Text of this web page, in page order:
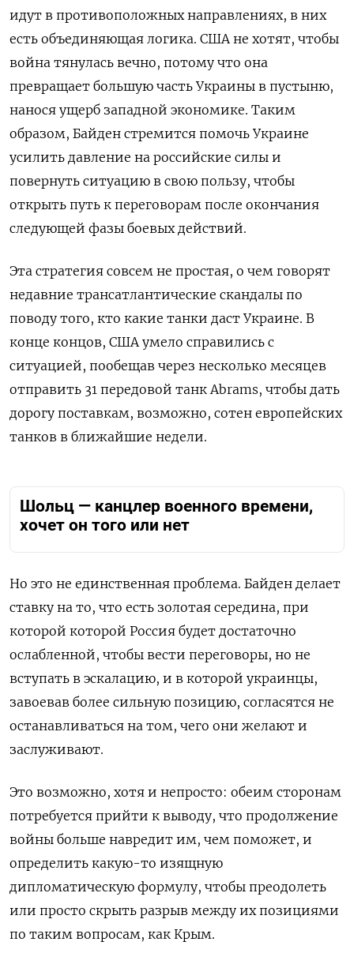
идут в противоположных направлениях, в них
есть объединяющая логика. США не хотят, чтобы
война тянулась вечно, потому что она
превращает большую часть Украины в пустыню,
нанося ущерб западной экономике. Таким
образом, Байден стремится помочь Украине
усилить давление на российские силы и
повернуть ситуацию в свою пользу, чтобы
открыть путь к переговорам после окончания
следующей фазы боевых действий.
Эта стратегия совсем не простая, о чем говорят
недавние трансатлантические скандалы по
поводу того, кто какие танки даст Украине. В
конце концов, США умело справились с
ситуацией, пообещав через несколько месяцев
отправить 31 передовой танк Abrams, чтобы дать
дорогу поставкам, возможно, сотен европейских
танков в ближайшие недели.
Шольц — канцлер военного времени,
хочет он того или нет
Но это не единственная проблема. Байден делает
ставку на то, что есть золотая середина, при
которой которой Россия будет достаточно
ослабленной, чтобы вести переговоры, но не
вступать в эскалацию, и в которой украинцы,
завоевав более сильную позицию, согласятся не
останавливаться на том, чего они желают и
заслуживают.
Это возможно, хотя и непросто: обеим сторонам
потребуется прийти к выводу, что продолжение
войны больше навредит им, чем поможет, и
определить какую-то изящную
дипломатическую формулу, чтобы преодолеть
или просто скрыть разрыв между их позициями
по таким вопросам, как Крым.